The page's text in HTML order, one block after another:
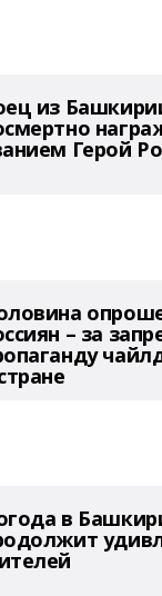
из
Герой
– за
в